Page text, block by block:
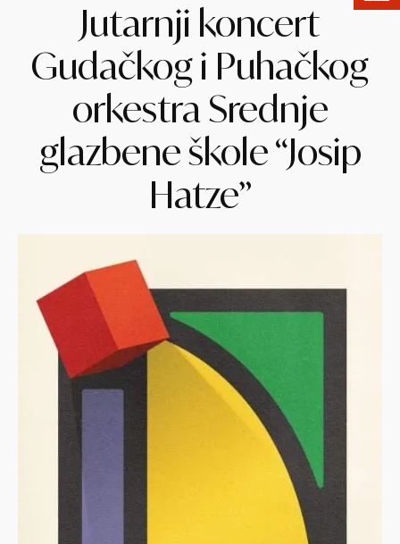
Jutarnji koncert
Gudačkog i Puhačkog
orkestra Srednje
glazbene škole “Josip
Hatze”